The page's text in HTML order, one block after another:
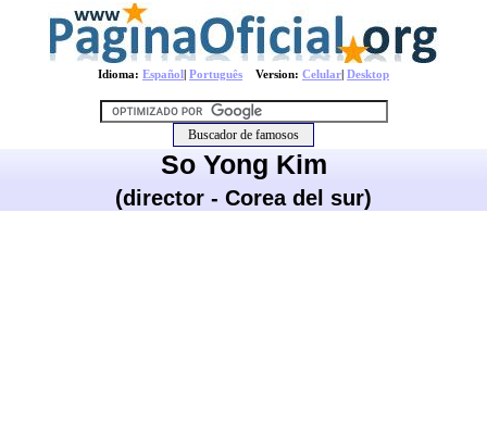
Idioma: Español| Português Version: Celular| Desktop
So Yong Kim
(director - Corea del sur)